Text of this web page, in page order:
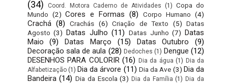
(34)
Coord. Motora Caderno de Atividades (1) Copa do
Mundo (2) Cores e Formas (8) Corpo Humano (4)
Crachá (8) Crachás (6) Criação de Texto (5) Datas
Agosto (3) Datas Julho (11) Datas Junho (7) Datas
Maio
(9) Datas Março (15) Datas Outubro
(9)
Decoração sala de aula (28) Dedoches (1) Dengue (12)
DESENHOS PARA COLORIR (16) Dia da água (1) Dia da
Alfabetização (1) Dia da árvore (11) Dia da Ave (3) Dia da
Bandeira (14) Dia da Escola (3) Dia da Família (1) Dia da